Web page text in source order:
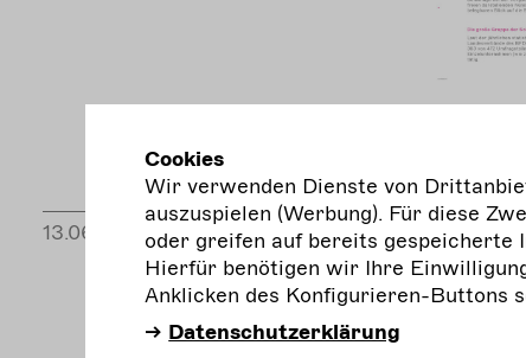
13.06.2023 Video
Cookies
Wir verwenden Dienste von
auszuspielen (Werbung). Für diese
oder greifen auf bereits gespeicherte
Hierfür benötigen wir Ihre
Anklicken des Konfigurieren-Buttons
Datenschutzerklärung